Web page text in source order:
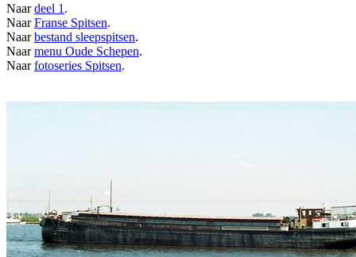
Naardeel 1 .
NaarFranse Spitsen.
Naarbestand sleepspitsen.
Naarmenu Oude Schepen.
Naarfotoseries Spitsen.